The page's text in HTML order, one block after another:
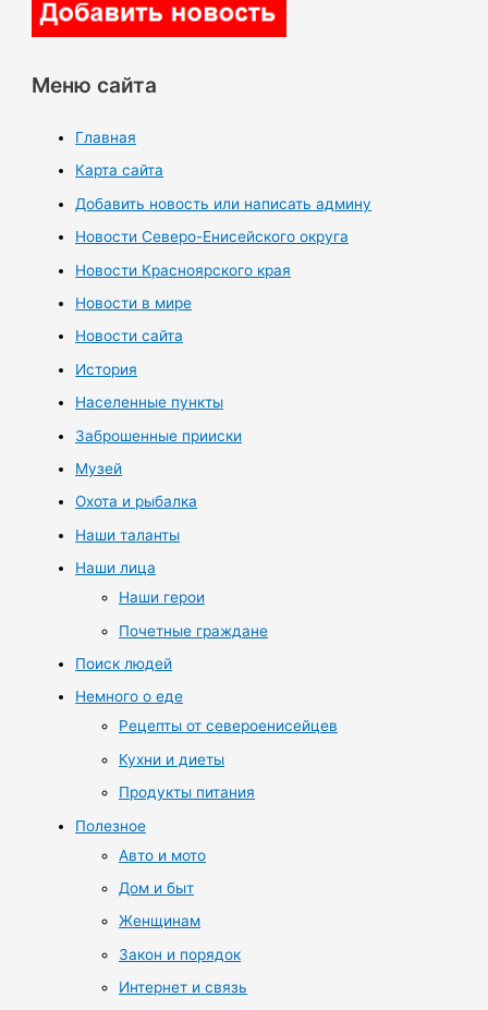
Меню сайта
Главная
Карта сайта
Добавить новость или написать админу
Новости Северо-Енисейского округа
Новости Красноярского края
Новости в мире
Новости сайта
История
Населенные пункты
Заброшенные прииски
Музей
Охота и рыбалка
Наши таланты
Наши лица
Наши герои
Почетные граждане
Поиск людей
Немного о еде
Рецепты от североенисейцев
Кухни и диеты
Продукты питания
Полезное
Авто и мото
Дом и быт
Женщинам
Закон и порядок
Интернет и связь